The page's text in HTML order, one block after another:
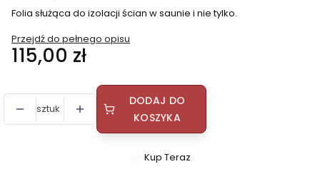
Folia służąca do izolacji ścian w saunie i nie tylko.
Przejdź do pełnego opisu
Cena
115,00 zł
sztuk
DODAJ DO
KOSZYKA
Szybki
Kup Teraz